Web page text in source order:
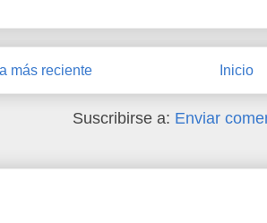
más reciente Inicio
Suscribirse a: Enviar